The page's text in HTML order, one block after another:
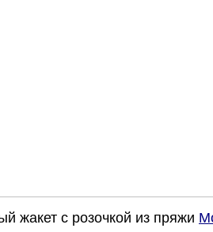
жакет с розочкой из пряжи